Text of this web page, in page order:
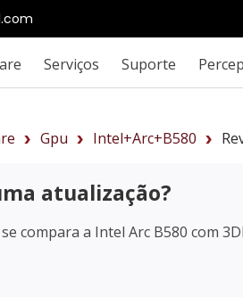
Serviços Suporte
Gpu Intel+Arc+B580
atualização?
compara a Intel Arc B580 com